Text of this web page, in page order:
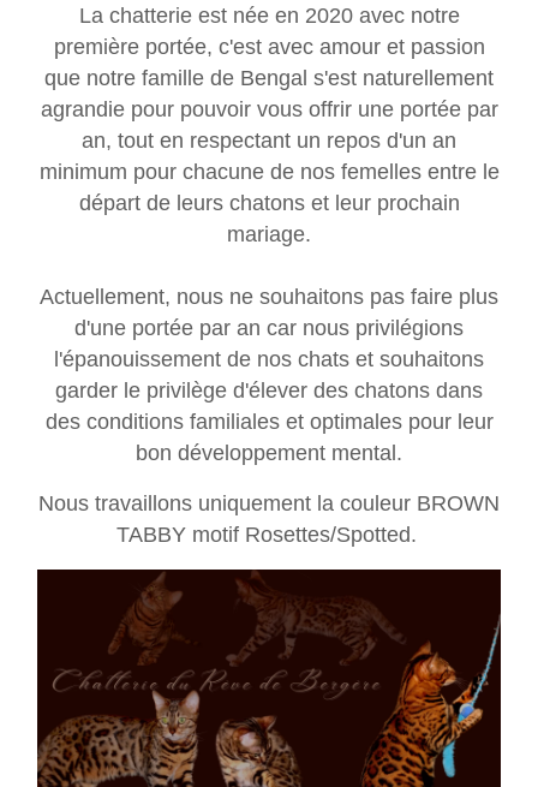
La chatterie est née en 2020 avec notre
première portée, c'est avec amour et passion
que notre famille de Bengal s'est naturellement
agrandie pour pouvoir vous offrir une portée par
an, tout en respectant un repos d'un an
minimum pour chacune de nos femelles entre le
départ de leurs chatons et leur prochain
mariage.
Actuellement, nous ne souhaitons pas faire plus
d'une portée par an car nous privilégions
l'épanouissement de nos chats et souhaitons
garder le privilège d'élever des chatons dans
des conditions familiales et optimales pour leur
bon développement mental.
Nous travaillons uniquement la couleur BROWN
TABBY motif Rosettes/Spotted.